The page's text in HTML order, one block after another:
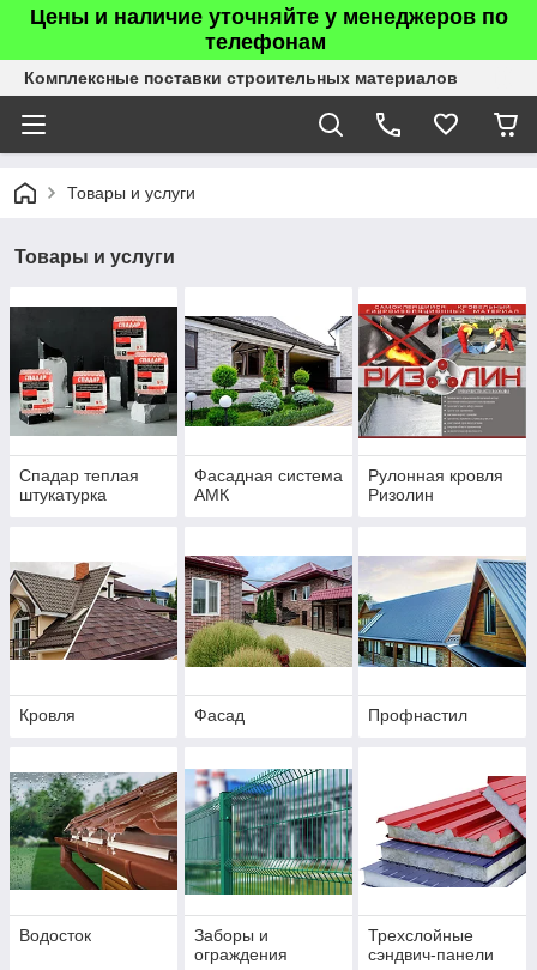
Цены и наличие уточняйте у менеджеров по
телефонам
Комплексные поставки строительных материалов
Товары и услуги
Товары и услуги
Спадар теплая
штукатурка
Фасадная система
АМК
Рулонная кровля
Ризолин
Кровля Фасад Профнастил
Водосток
Заборы и
ограждения
Трехслойные
сэндвич-панели